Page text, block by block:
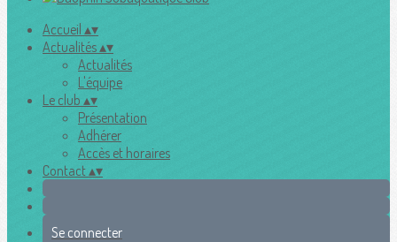
Accueil ▴▾
Actualités▴▾
Actualités
L'équipe
Le club ▴▾
Présentation
Adhérer
Accès et horaires
Contact▴▾
Se connecter